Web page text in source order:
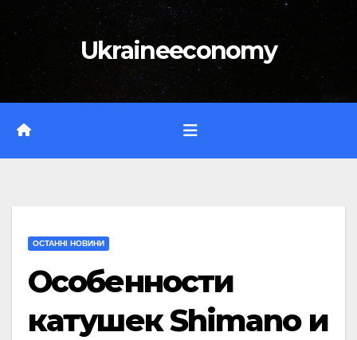
Перейти
Ukraineeconomy
ОСТАННІ НОВИНИ
Особенности
катушек Shimano и